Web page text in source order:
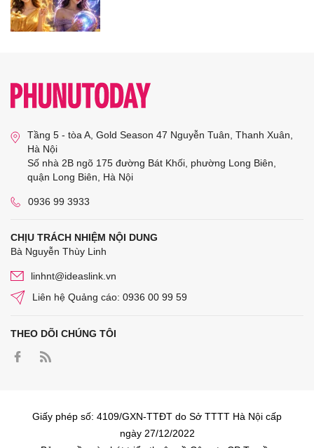
Tầng 5 - tòa A, Gold Season 47 Nguyễn Tuân, Thanh Xuân,
Hà Nội
Số nhà 2B ngõ 175 đường Bát Khối, phường Long Biên,
quận Long Biên, Hà Nội
0936 99 3933
CHỊU TRÁCH NHIỆM NỘI DUNG
Bà Nguyễn Thùy Linh
linhnt@ideaslink.vn
Liên hệ Quảng cáo: 0936 00 99 59
THEO DÕI CHÚNG TÔI
Giấy phép số: 4109/GXN-TTĐT do Sở TTTT Hà Nội cấp
ngày 27/12/2022